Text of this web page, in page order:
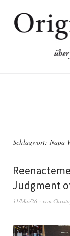
Schlagwort: Napa
Judgment
31/Mai/26 von